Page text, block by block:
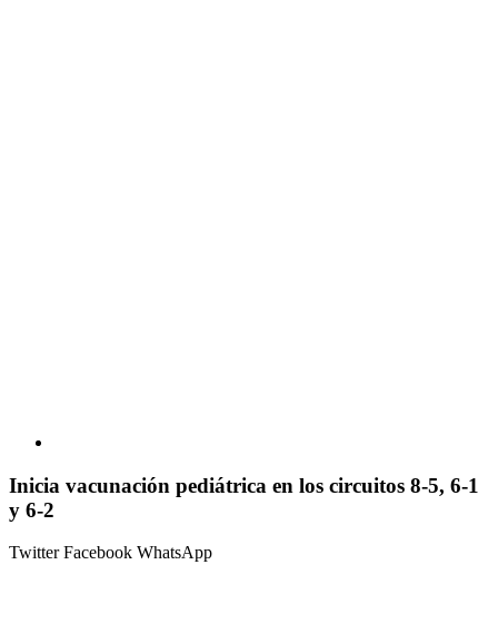
Inicia vacunación pediátrica en los circuitos 8-5, 6-1
y 6-2
TwitterFacebook WhatsApp